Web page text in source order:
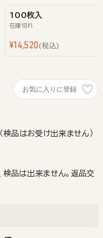
100枚入
在庫切れ
¥14,520 税込
お気に入りに登録
品はお受け出来ません）
品は出来ません。返品交